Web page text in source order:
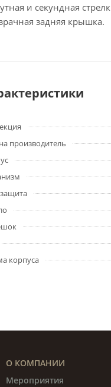
и секундная
задняя крышка.
производитель
корпуса
О КОМПАНИИ
Мероприятия